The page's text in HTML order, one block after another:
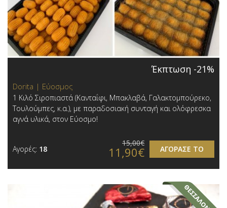
Έκπτωση -21%
Dorita | Εύοσμος
1 Κιλό Σιροπιαστά (Κανταΐφι, Μπακλαβά, Γαλακτομπούρεκο,
Τουλούμπες, κ.α.), με παραδοσιακή συνταγή και ολόφρεσκα
αγνά υλικά, στον Εύοσμο!
Αγορές: 18 ΑΓΟΡΑΣΕ ΤΟ
15,00€
11,90€